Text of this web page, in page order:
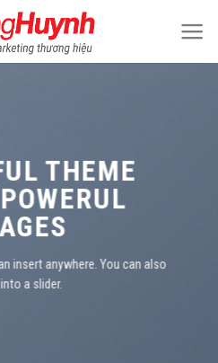
THEME
insert anywhere. You can also
a slider.